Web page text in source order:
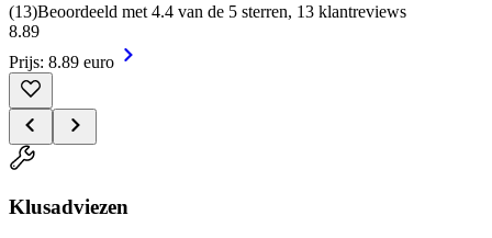
(13)Beoordeeld met 4.4 van de 5 sterren, 13 klantreviews
8.89
Prijs: 8.89 euro
Klusadviezen